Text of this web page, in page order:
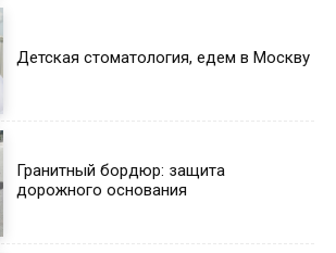
Детская стоматология, едем в Москву
Гранитный бордюр: защита
дорожного основания